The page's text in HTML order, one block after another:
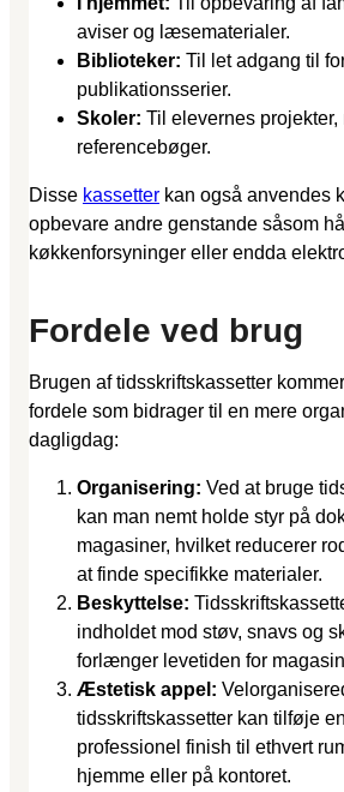
aviser og læsematerialer.
Biblioteker: Til let adgang til
publikationsserier.
Skoler: Til elevernes projekter,
referencebøger.
Disse kassetter kan også anvendes
opbevare andre genstande såsom
køkkenforsyninger eller endda
Fordele ved brug
Brugen af tidsskriftskassetter
fordele som bidrager til en mere
dagligdag:
Organisering: Ved at bruge
kan man nemt holde styr på
magasiner, hvilket reducerer
at finde specifikke materialer.
Beskyttelse:
indholdet mod støv, snavs og
forlænger levetiden for
Æstetisk appel:
tidsskriftskassetter kan tilføje
professionel finish til ethvert
hjemme eller på kontoret.